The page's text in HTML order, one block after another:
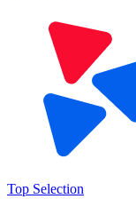
Top Selection